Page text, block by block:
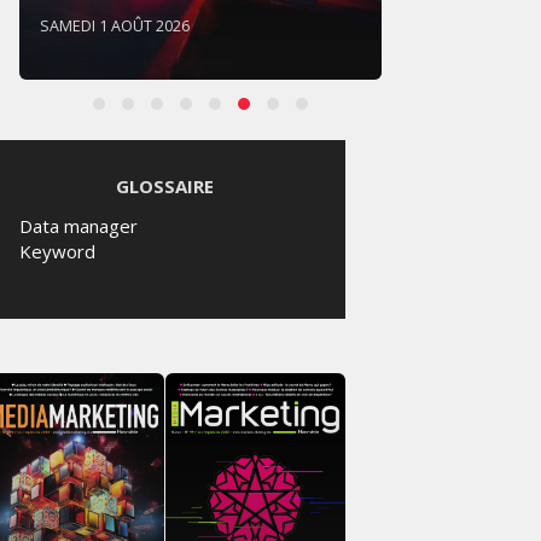
SAMEDI 1 AOÛT 2026
GLOSSAIRE
Data manager
Keyword